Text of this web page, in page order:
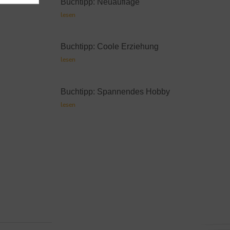
lesen
Buchtipp: Coole Erziehung
lesen
Buchtipp: Spannendes Hobby
lesen